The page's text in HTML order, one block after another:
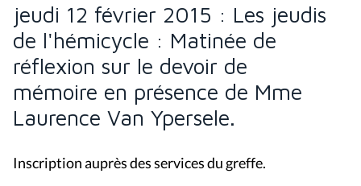
jeudi 12 février 2015 : Les jeudis
de l'hémicycle : Matinée de
réflexion sur le devoir de
mémoire en présence de Mme
Laurence Van Ypersele.
Inscription auprès des services du greffe.